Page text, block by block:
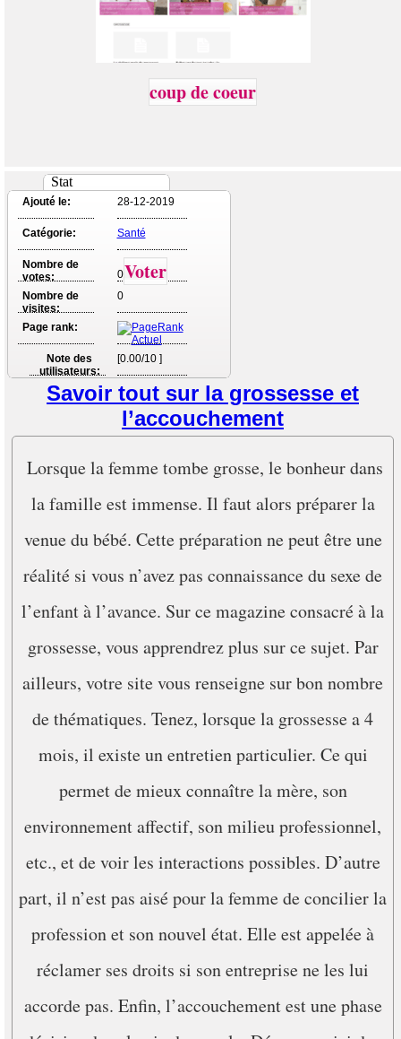
coup de coeur
Stat
Ajouté le: 28-12-2019
Catégorie: Santé
Nombre de
votes:
0Voter
Nombre de
visites:
0
Page rank:
Note des
utilisateurs:
[0.00/10 ]
Savoir tout sur la grossesse et
l’accouchement
Lorsque la femme tombe grosse, le bonheur dans
la famille est immense. Il faut alors préparer la
venue du bébé. Cette préparation ne peut être une
réalité si vous n’avez pas connaissance du sexe de
l’enfant à l’avance. Sur ce magazine consacré à la
grossesse, vous apprendrez plus sur ce sujet. Par
ailleurs, votre site vous renseigne sur bon nombre
de thématiques. Tenez, lorsque la grossesse a 4
mois, il existe un entretien particulier. Ce qui
permet de mieux connaître la mère, son
environnement affectif, son milieu professionnel,
etc., et de voir les interactions possibles. D’autre
part, il n’est pas aisé pour la femme de concilier la
profession et son nouvel état. Elle est appelée à
réclamer ses droits si son entreprise ne les lui
accorde pas. Enfin, l’accouchement est une phase